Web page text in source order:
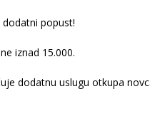
popust!
iznad 15.000.
dodatnu uslugu otkupa